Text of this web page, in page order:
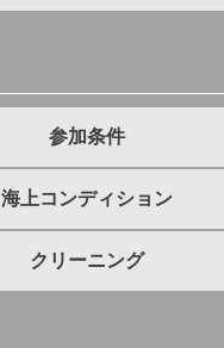
参加条件
海上コンディション
クリーニング